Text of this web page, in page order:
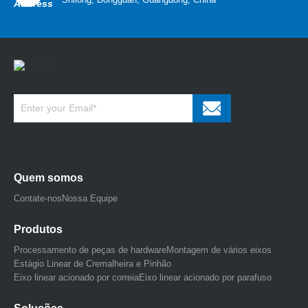
Quem somos
Contate-nosNossa Equipe
Produtos
Processamento de peças de hardwareMontagem de vários eixos
Estágio Linear de Cremalheira e Pinhão
Eixo linear acionado por correiaEixo linear acionado por parafuso